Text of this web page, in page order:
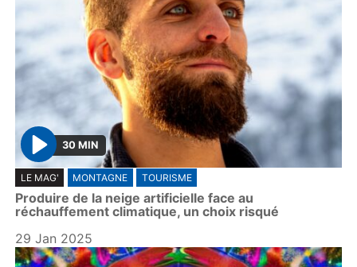
P
l
a
y
30 MIN
LE MAG' MONTAGNE TOURISME
Produire de la neige artificielle face au
réchauffement climatique, un choix risqué
29 Jan 2025